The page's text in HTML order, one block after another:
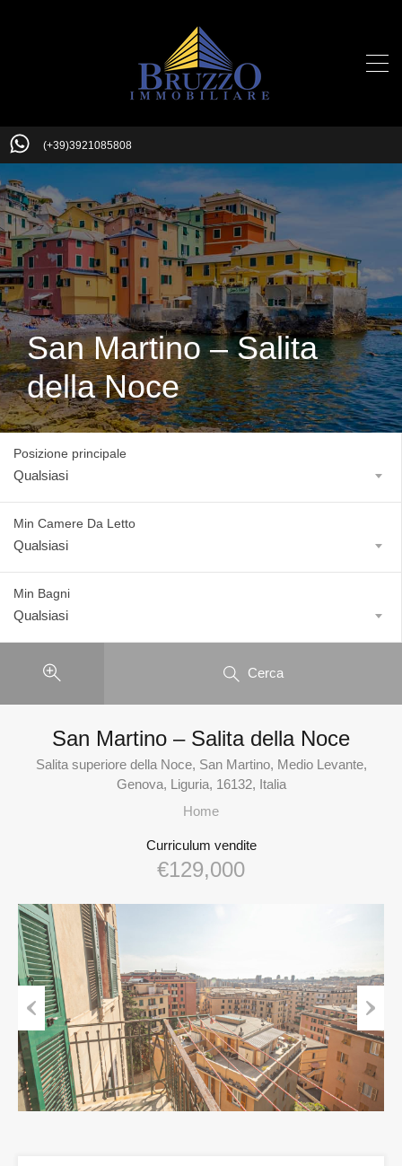
(+39)3921085808
San Martino – Salita
della Noce
Posizione principale
Qualsiasi
Min Camere Da Letto
Qualsiasi
Min Bagni
Qualsiasi
Cerca
San Martino – Salita della Noce
Salita superiore della Noce, San Martino, Medio Levante,
Genova, Liguria, 16132, Italia
Home
Curriculum vendite
€129,000
Previous Next